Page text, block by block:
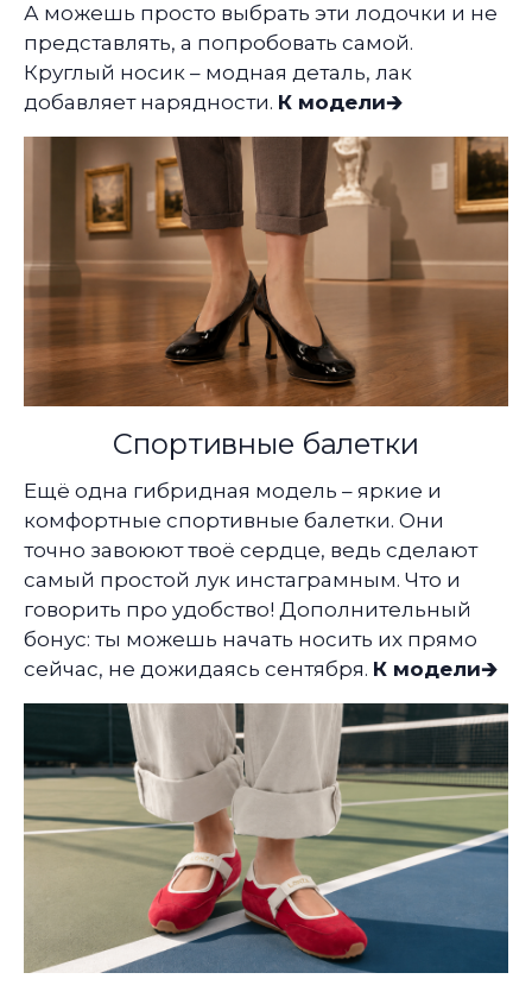
А можешь просто выбрать эти лодочки и не
представлять, а попробовать самой.
Круглый носик – модная деталь, лак
добавляет нарядности. К модели🡲
Спортивные балетки
Ещё одна гибридная модель – яркие и
комфортные спортивные балетки. Они
точно завоюют твоё сердце, ведь сделают
самый простой лук инстаграмным. Что и
говорить про удобство! Дополнительный
бонус: ты можешь начать носить их прямо
сейчас, не дожидаясь сентября. К модели🡲